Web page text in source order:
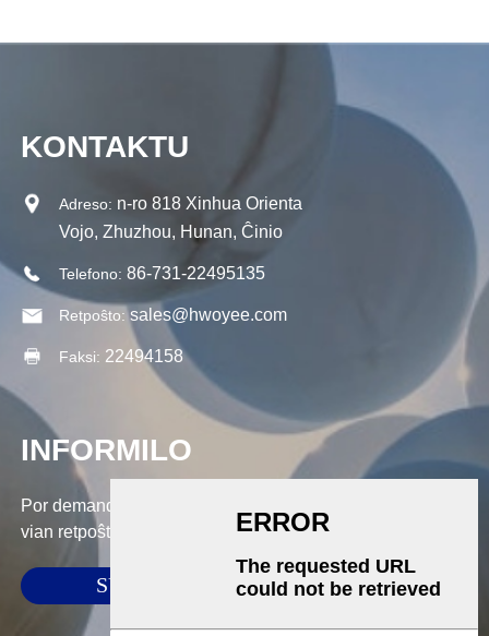
KONTAKTU
Adreso: n-ro 818 Xinhua Orienta
Vojo, Zhuzhou, Hunan, Ĉinio
Telefono: 86-731-22495135
Retpoŝto: sales@hwoyee.com
Faksi: 22494158
INFORMILO
Por demandoj pri niaj produktoj aŭ prezlisto, bonvolu lasi
vian retpoŝton al ni kaj ni kontaktos nin ene de 24 horoj.
SUBMETI